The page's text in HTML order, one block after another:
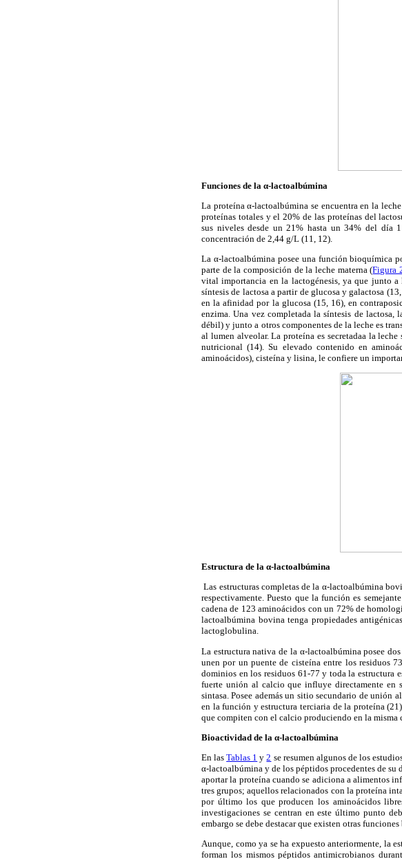
Funciones de la α-lactoalbúmina
La proteína α-lactoalbúmina se encuentra en la
proteínas totales y el 20% de las proteínas del
sus niveles desde un 21% hasta un 34% del día
concentración de 2,44 g/L (11, 12).
La α-lactoalbúmina posee una función bioquímica
parte de la composición de la leche materna (Figura
vital importancia en la lactogénesis, ya que junto a
síntesis de lactosa a partir de glucosa y galactosa
en la afinidad por la glucosa (15, 16), en
enzima. Una vez completada la síntesis de
débil) y junto a otros componentes de la leche es
al lumen alveolar. La proteína es secretadaa la
nutricional (14). Su elevado contenido en
aminoácidos), cisteína y lisina, le confiere un
Estructura de la α-lactoalbúmina
Las estructuras completas de la α-lactoalbúmina
respectivamente. Puesto que la función es
cadena de 123 aminoácidos con un 72% de
lactoalbúmina bovina tenga propiedades
lactoglobulina.
La estructura nativa de la α-lactoalbúmina posee
unen por un puente de cisteína entre los residuos
dominios en los residuos 61-77 y toda la estructura
fuerte unión al calcio que influye directamente en
sintasa. Posee además un sitio secundario de
en la función y estructura terciaria de la proteína
que compiten con el calcio produciendo en la misma
Bioactividad de la α-lactoalbúmina
En lasTablas 1 y2 se resumen algunos de los
α-lactoalbúmina y de los péptidos procedentes de
aportar la proteína cuando se adiciona a alimentos
tres grupos; aquellos relacionados con la proteína
por último los que producen los aminoácidos
investigaciones se centran en este último punto
embargo se debe destacar que existen otras
Aunque, como ya se ha expuesto anteriormente, la
forman los mismos péptidos antimicrobianos